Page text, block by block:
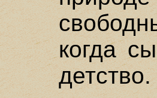
когда
детство.